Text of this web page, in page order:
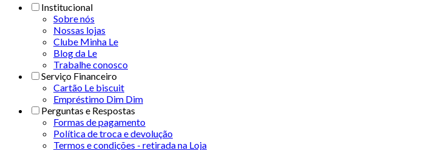
Institucional
Sobre nós
Nossas lojas
Clube Minha Le
Blog da Le
Trabalhe conosco
Serviço Financeiro
Cartão Le biscuit
Empréstimo Dim Dim
Perguntas e Respostas
Formas de pagamento
Política de troca e devolução
Termos e condições - retirada na Loja